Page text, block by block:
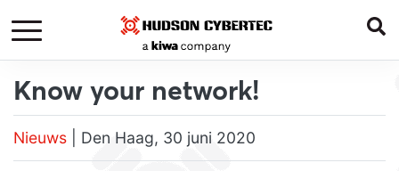
Know your network!
Nieuws | Den Haag, 30 juni 2020